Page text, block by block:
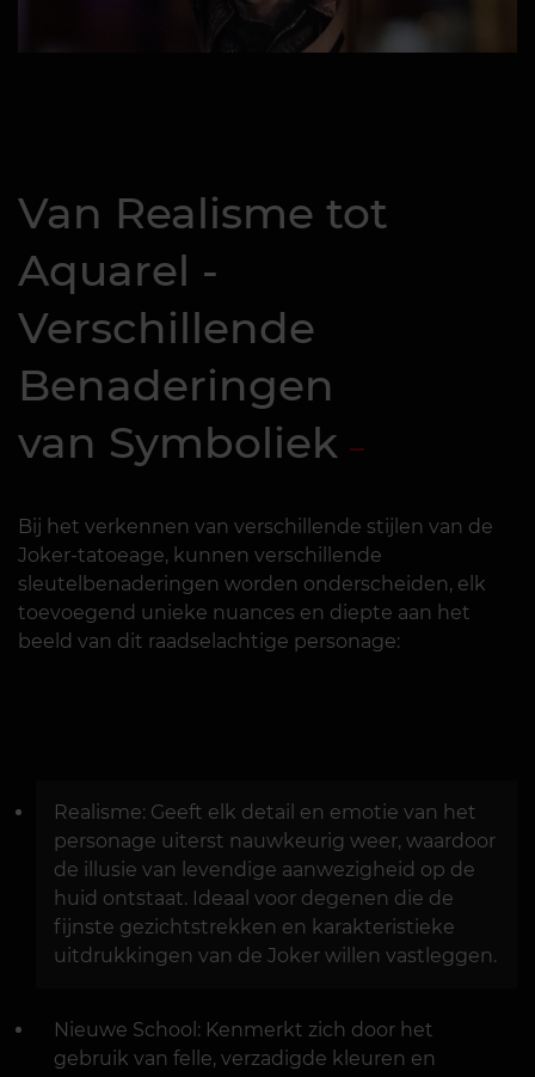
Van Realisme tot
Aquarel -
Verschillende
Benaderingen
van Symboliek
Bij het verkennen van verschillende stijlen van de
Joker-tatoeage, kunnen verschillende
sleutelbenaderingen worden onderscheiden, elk
toevoegend unieke nuances en diepte aan het
beeld van dit raadselachtige personage:
Realisme: Geeft elk detail en emotie van het
personage uiterst nauwkeurig weer, waardoor
de illusie van levendige aanwezigheid op de
huid ontstaat. Ideaal voor degenen die de
fijnste gezichtstrekken en karakteristieke
uitdrukkingen van de Joker willen vastleggen.
Nieuwe School: Kenmerkt zich door het
gebruik van felle, verzadigde kleuren en